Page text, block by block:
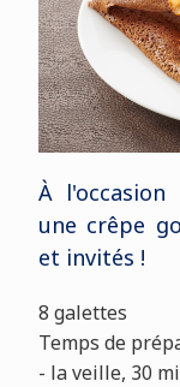
Àl'occasion
une crêpe
et invités !
8 galettes
Temps de
- la veille, 30